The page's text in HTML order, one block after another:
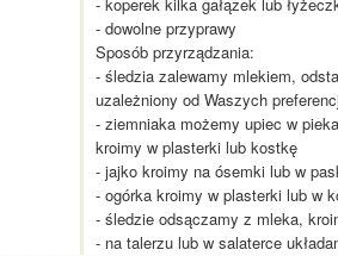
- koperek kilka gałązek lub
- dowolne przyprawy
Sposób przyrządzania:
- śledzia zalewamy mlekiem,
uzależniony od Waszych
- ziemniaka możemy upiec w
kroimy w plasterki lub kostkę
- jajko kroimy na ósemki lub w
- ogórka kroimy w plasterki lub w
- śledzie odsączamy z mleka,
- na talerzu lub w salaterce